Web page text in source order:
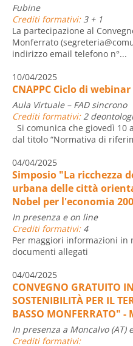
Fubine
Crediti formativi:3 + 1
La partecipazione al
Monferrato
indirizzo email telefono n°...
10/04/2025
CNAPPC Ciclo di
Aula Virtuale – FAD sincrono
Crediti formativi:2
Si comunica che giovedì 10
dal titolo “Normativa di
04/04/2025
Simposio "La ricchezza
urbana delle città
Nobel per l'economia
In presenza e on line
Crediti formativi:4
Per maggiori informazioni
documenti allegati
04/04/2025
CONVEGNO GRATUITO
SOSTENIBILITÀ PER IL
BASSO MONFERRATO"
In presenza a Moncalvo (AT)
Crediti formativi: